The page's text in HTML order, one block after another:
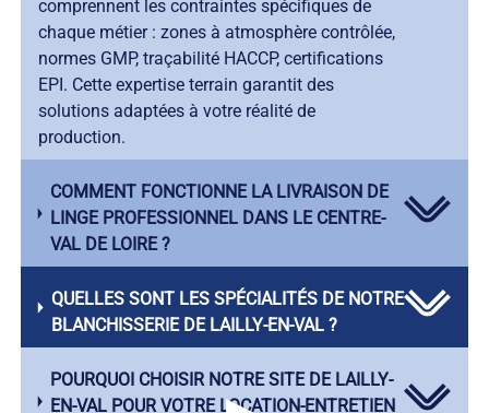
comprennent les contraintes spécifiques de
chaque métier : zones à atmosphère contrôlée,
normes GMP, traçabilité HACCP, certifications
EPI. Cette expertise terrain garantit des
solutions adaptées à votre réalité de
production.
COMMENT FONCTIONNE LA LIVRAISON DE
LINGE PROFESSIONNEL DANS LE CENTRE-
VAL DE LOIRE ?
QUELLES SONT LES SPÉCIALITÉS DE NOTRE
BLANCHISSERIE DE LAILLY-EN-VAL ?
POURQUOI CHOISIR NOTRE SITE DE LAILLY-
EN-VAL POUR VOTRE LOCATION-ENTRETIEN